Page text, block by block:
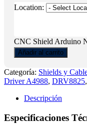
Location:
CNC Shield Arduino
Añadir al carrito
Categoría: Shields y
Driver A4988, DRV8825,
Descripción
Especificaciones